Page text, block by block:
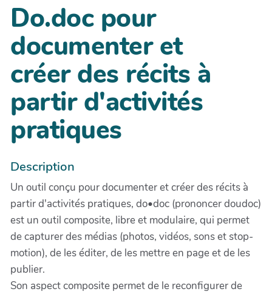
Do.doc pour
documenter et
créer des récits à
partir d'activités
pratiques
Description
Un outil conçu pour documenter et créer des récits à
partir d'activités pratiques, do•doc (prononcer doudoc)
est un outil composite, libre et modulaire, qui permet
de capturer des médias (photos, vidéos, sons et stop-
motion), de les éditer, de les mettre en page et de les
publier.
Son aspect composite permet de le reconfigurer de